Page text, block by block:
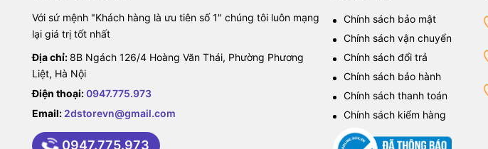
Với sứ mệnh "Khách hàng là ưu tiên số 1" chúng tôi luôn mạng
lại giá trị tốt nhất
Địa chỉ: 8B Ngách 126/4 Hoàng Văn Thái, Phường Phương
Liệt, Hà Nội
Điện thoại:0947.775.973
Email: 2dstorevn@gmail.com
0947.775.973
Chính sách bảo mật
Chính sách vận chuyển
Chính sách đổi trả
Chính sách bảo hành
Chính sách thanh toán
Chính sách kiểm hàng